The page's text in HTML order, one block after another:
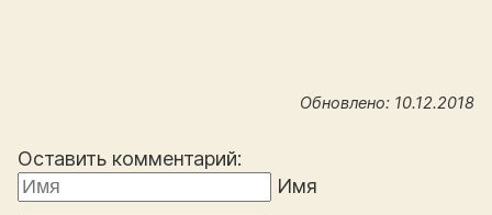
Обновлено: 10.12.2018
Оставить комментарий:
Имя